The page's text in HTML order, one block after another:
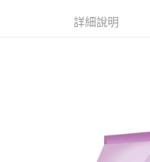
詳細說明